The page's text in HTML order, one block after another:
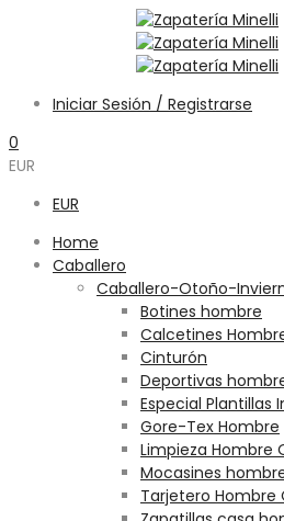
Iniciar Sesión / Registrarse
0
EUR
EUR
Home
Caballero
Caballero-Otoño-
Botines hombre
Calcetines
Cinturón
Deportivas
Especial Plantillas
Gore-Tex Hombre
Limpieza Hombre
Mocasines
Tarjetero Hombre